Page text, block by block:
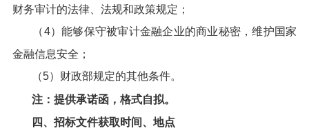
财务审计的法律、法规和政策规定；
（4）能够保守被审计金融企业的商业秘密，维护国家
金融信息安全；
（5）财政部规定的其他条件。
注：提供承诺函，格式自拟。
四、招标文件获取时间、地点